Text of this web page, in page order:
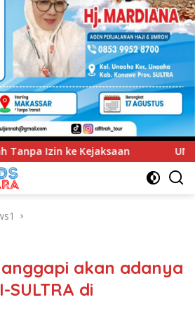
UNIMEN Tambah Delapan Program
akan adanya
SULTRA di